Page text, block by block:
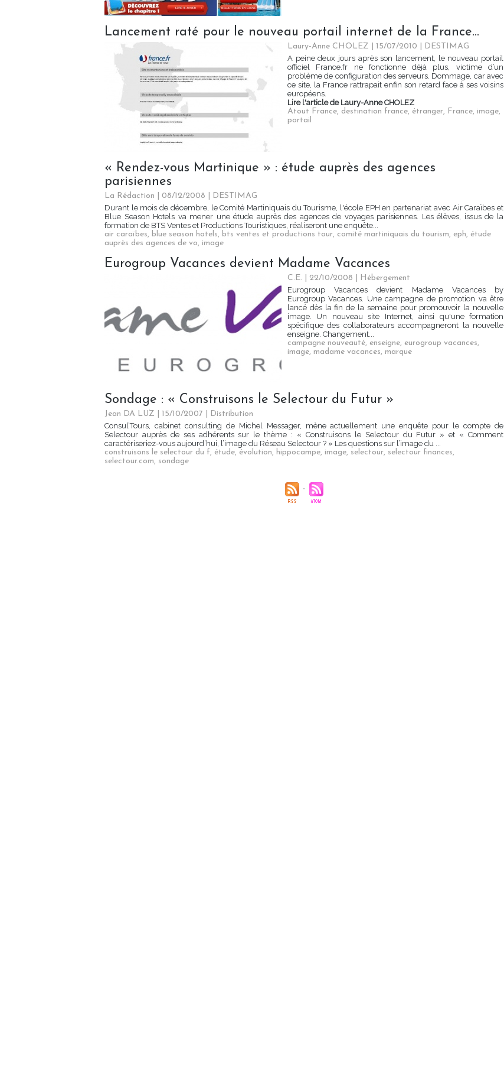
Lancement raté pour le nouveau portail internet de la France...
Laury-Anne CHOLEZ | 15/07/2010
DESTIMAG
A peine deux jours après son lancement, le nouveau portail
officiel France.fr ne fonctionne déjà plus, victime d’un
problème de configuration des serveurs. Dommage, car avec
ce site, la France rattrapait enfin son retard face à ses voisins
européens.
Lire l'article de Laury-Anne CHOLEZ
Atout France, destination france, étranger, France, image,
portail
« Rendez-vous Martinique » : étude auprès des agences
parisiennes
La Rédaction | 08/12/2008
DESTIMAG
Durant le mois de décembre, le Comité Martiniquais du Tourisme, l'école EPH en partenariat avec Air Caraïbes et
Blue Season Hotels va mener une étude auprès des agences de voyages parisiennes. Les élèves, issus de la
formation de BTS Ventes et Productions Touristiques, réaliseront une enquête...
air caraïbes, blue season hotels, bts ventes et productions tour, comité martiniquais du tourism, eph, étude
auprès des agences de vo, image
Eurogroup Vacances devient Madame Vacances
C.E. | 22/10/2008
Hébergement
Eurogroup Vacances devient Madame Vacances by
Eurogroup Vacances. Une campagne de promotion va être
lancé dès la fin de la semaine pour promouvoir la nouvelle
image. Un nouveau site Internet, ainsi qu'une formation
spécifique des collaborateurs accompagneront la nouvelle
enseigne. Changement...
campagne nouveauté, enseigne, eurogroup vacances,
image, madame vacances, marque
Sondage : « Construisons le Selectour du Futur »
Jean DA LUZ | 15/10/2007
Distribution
Consul’Tours, cabinet consulting de Michel Messager, mène actuellement une enquête pour le compte de
Selectour auprès de ses adhérents sur le thème : « Construisons le Selectour du Futur » et « Comment
caractériseriez-vous aujourd’hui, l’image du Réseau Selectour ? » Les questions sur l’image du ...
construisons le selectour du f, étude, évolution, hippocampe, image, selectour, selectour finances,
selectour.com, sondage